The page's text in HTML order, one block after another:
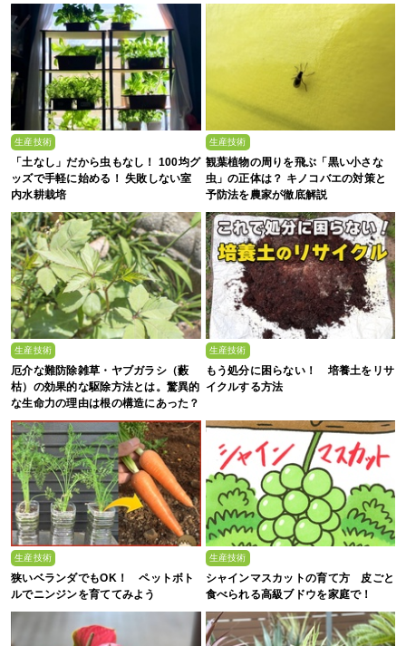
生産技術
「土なし」だから虫もなし！ 100均グ
ッズで手軽に始める！ 失敗しない室
内水耕栽培
生産技術
観葉植物の周りを飛ぶ「黒い小さな
虫」の正体は？ キノコバエの対策と
予防法を農家が徹底解説
生産技術
厄介な難防除雑草・ヤブガラシ（藪
枯）の効果的な駆除方法とは。驚異的
な生命力の理由は根の構造にあった？
生産技術
もう処分に困らない！ 培養土をリサ
イクルする方法
生産技術
狭いベランダでもOK！ ペットボト
ルでニンジンを育ててみよう
生産技術
シャインマスカットの育て方 皮ごと
食べられる高級ブドウを家庭で！